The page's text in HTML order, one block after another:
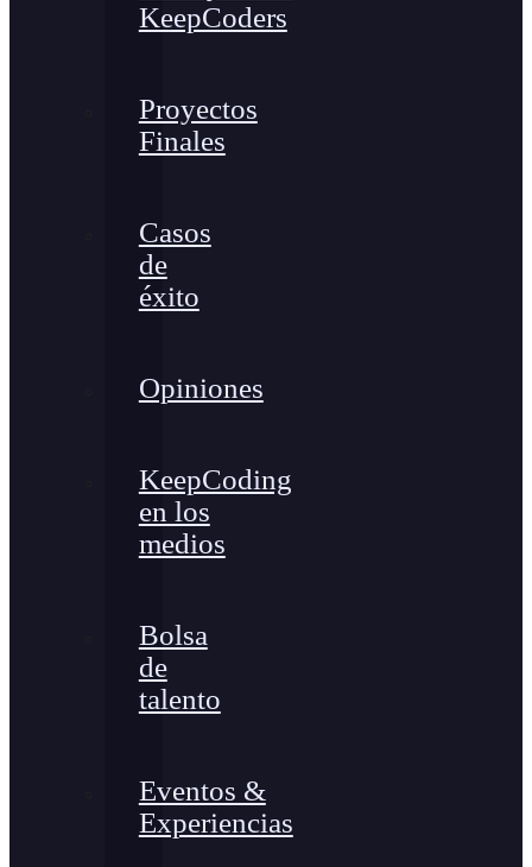
KeepCoders
Proyectos
Finales
Casos
de
éxito
Opiniones
KeepCoding
en los
medios
Bolsa
de
talento
Eventos &
Experiencias